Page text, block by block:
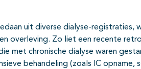
uit diverse dialyse-registraties,
overleving. Zo liet een recente
met chronische dialyse waren
behandeling (zoals IC opname,